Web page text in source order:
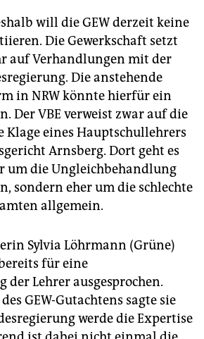
will die GEW derzeit keine
Die Gewerkschaft setzt
auf Verhandlungen mit der
Die anstehende
in NRW könnte hierfür ein
Der VBE verweist zwar auf die
Klage eines Hauptschullehrers
Arnsberg. Dort geht es
um die Ungleichbehandlung
sondern eher um die schlechte
allgemein.
Sylvia Löhrmann (Grüne)
für eine
der Lehrer ausgesprochen.
GEW-Gutachtens sagte sie
werde die Expertise